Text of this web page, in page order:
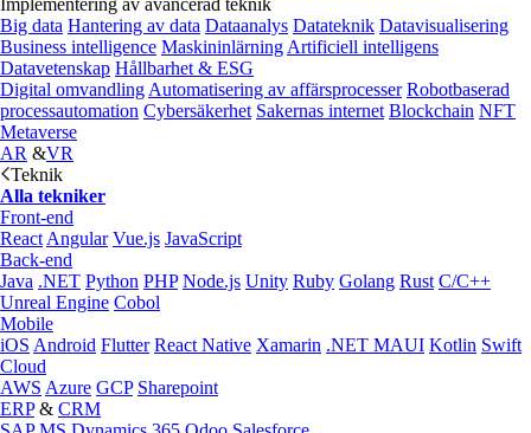
Implementering av avancerad teknik
Big data Hantering av data Dataanalys Datateknik Datavisualisering
Business intelligence Maskininlärning Artificiell intelligens
Datavetenskap Hållbarhet & ESG
Digital omvandling Automatisering av affärsprocesser Robotbaserad
processautomation Cybersäkerhet Sakernas internet Blockchain NFT
Metaverse
AR &VR
Teknik
Alla tekniker
Front-end
React Angular Vue.js JavaScript
Back-end
Java .NET Python PHP Node.js Unity Ruby Golang Rust C/C++
Unreal Engine Cobol
Mobile
iOS Android Flutter React Native Xamarin .NET MAUI Kotlin Swift
Cloud
AWS Azure GCP Sharepoint
ERP& CRM